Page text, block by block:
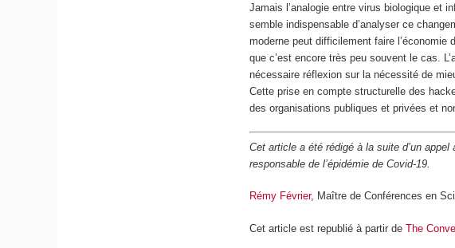
Jamais l’analogie entre virus biologique et
semble indispensable d’analyser ce
moderne peut difficilement faire
que c’est encore très peu souvent le cas.
nécessaire réflexion sur la nécessité de
Cette prise en compte structurelle des
des organisations publiques et privées et
Cet article a été rédigé à la suite d’un
responsable de l’épidémie de Covid-19.
Rémy Février, Maître de Conférences en
Cet article est republié à partir deThe